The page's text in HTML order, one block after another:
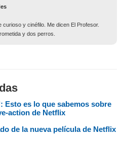
curioso y cinéfilo. Me dicen El Profesor.
y dos perros.
Esto es lo que sabemos sobre
action de Netflix
de la nueva película de Netflix